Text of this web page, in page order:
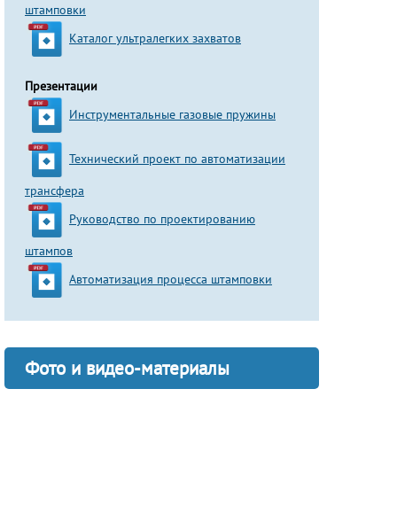
штамповки
Каталог ультралегких захватов
Презентации
Инструментальные газовые пружины
Технический проект по автоматизации
трансфера
Руководство по проектированию
штампов
Автоматизация процесса штамповки
Фото и видео-материалы